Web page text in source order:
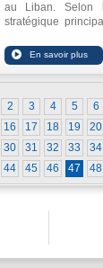
au Liban. Selon
stratégique
et de financement.
2 3 4 5 6
16 17 18 19 20
30 31 32 33 34
44 45 46 47 48